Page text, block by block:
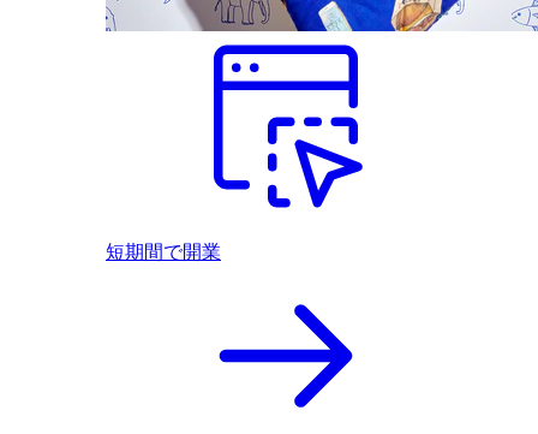
短期間で開業